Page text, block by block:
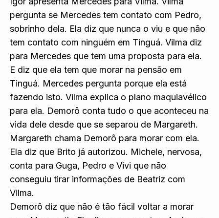
Igor apresenta Mercedes para Vilma. Vilma
pergunta se Mercedes tem contato com Pedro,
sobrinho dela. Ela diz que nunca o viu e que não
tem contato com ninguém em Tinguá. Vilma diz
para Mercedes que tem uma proposta para ela.
E diz que ela tem que morar na pensão em
Tinguá. Mercedes pergunta porque ela está
fazendo isto. Vilma explica o plano maquiavélico
para ela. Demorô conta tudo o que aconteceu na
vida dele desde que se separou de Margareth.
Margareth chama Demorô para morar com ela.
Ela diz que Brito já autorizou. Michele, nervosa,
conta para Guga, Pedro e Vivi que não
conseguiu tirar informações de Beatriz com
Vilma.